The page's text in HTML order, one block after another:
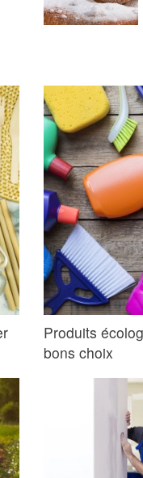
Produits
bons choix